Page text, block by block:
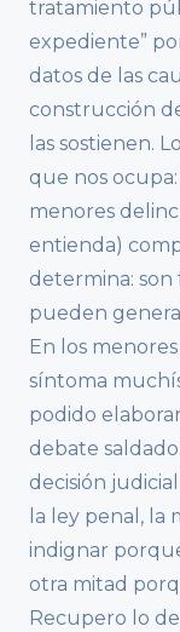
tratamiento
expediente”
datos de las
construcción
las sostienen.
que nos
menores
entienda)
determina: son
pueden
En los
síntoma
podido
debate
decisión
la ley penal, la
indignar
otra mitad
Recupero lo